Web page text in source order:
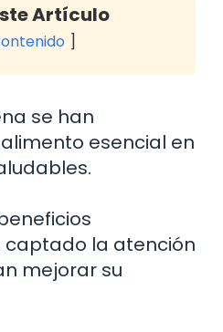
Artículo
se han
esencial en
captado la atención
mejorar su